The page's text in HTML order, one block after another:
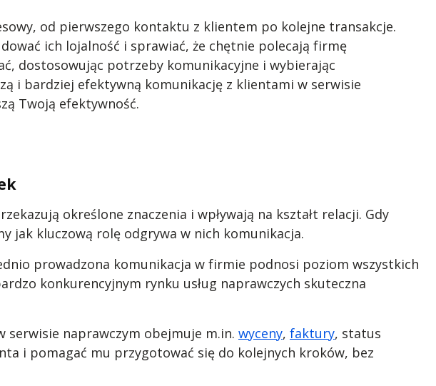
od pierwszego kontaktu z klientem po kolejne transakcje.
ich lojalność i sprawiać, że chętnie polecają firmę
dostosowując potrzeby komunikacyjne i wybierając
i bardziej efektywną komunikację z klientami w serwisie
Twoją efektywność.
określone znaczenia i wpływają na kształt relacji. Gdy
jak kluczową rolę odgrywa w nich komunikacja.
prowadzona komunikacja w firmie podnosi poziom wszystkich
konkurencyjnym rynku usług naprawczych skuteczna
serwisie naprawczym obejmuje m.in. wyceny, faktury, status
i pomagać mu przygotować się do kolejnych kroków, bez